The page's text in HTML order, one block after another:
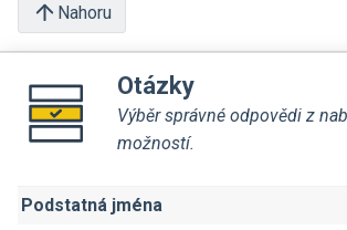
Nahoru
Otázky
Výběr správné odpovědi z
možností.
Podstatná jména